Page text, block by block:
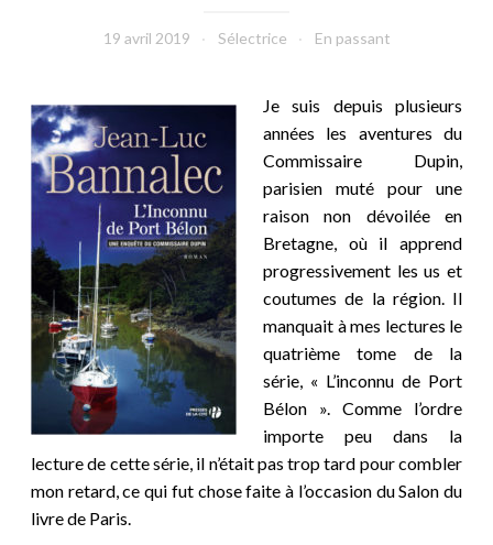
19 avril 2019 Sélectrice En passant
Je suis depuis plusieurs
années les aventures du
Commissaire Dupin,
parisien muté pour une
raison non dévoilée en
Bretagne, où il apprend
progressivement les us et
coutumes de la région. Il
manquait à mes lectures le
quatrième tome de la
série, « L’inconnu de Port
Bélon ». Comme l’ordre
importe peu dans la
lecture de cette série, il n’était pas trop tard pour combler
mon retard, ce qui fut chose faite à l’occasion du Salon du
livre de Paris.